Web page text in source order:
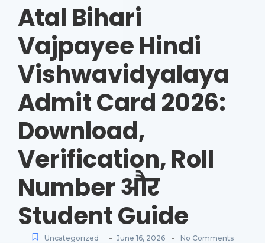
Atal Bihari
Vajpayee Hindi
Vishwavidyalaya
Admit Card 2026:
Download,
Verification, Roll
Number और
Student Guide
Uncategorized - June 16, 2026 - No Comments